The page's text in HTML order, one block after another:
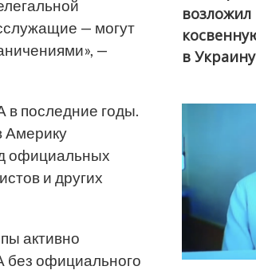
— могут
—
в последние годы.
Америку
официальных
и других
активно
официального
в Украину